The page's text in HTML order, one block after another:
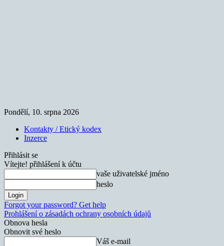
Pondělí, 10. srpna 2026
Kontakty / Etický kodex
Inzerce
Přihlásit se
Vítejte! přihlášení k účtu
vaše uživatelské jméno
heslo
Forgot your password? Get help
Prohlášení o zásadách ochrany osobních údajů
Obnova hesla
Obnovit své heslo
Váš e-mail